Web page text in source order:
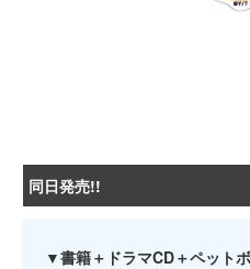
同日発売!!
▼書籍＋ドラマCD＋ペット